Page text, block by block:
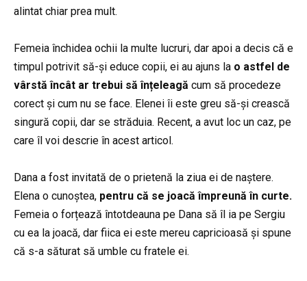
alintat chiar prea mult.
Femeia închidea ochii la multe lucruri, dar apoi a decis că e
timpul potrivit să-și educe copii, ei au ajuns la o astfel de
vârstă încât ar trebui să înțeleagă cum să procedeze
corect și cum nu se face. Elenei îi este greu să-și crească
singură copii, dar se străduia. Recent, a avut loc un caz, pe
care îl voi descrie în acest articol.
Dana a fost invitată de o prietenă la ziua ei de naștere.
Elena o cunoștea, pentru că se joacă împreună în curte.
Femeia o forțează întotdeauna pe Dana să îl ia pe Sergiu
cu ea la joacă, dar fiica ei este mereu capricioasă și spune
că s-a săturat să umble cu fratele ei.